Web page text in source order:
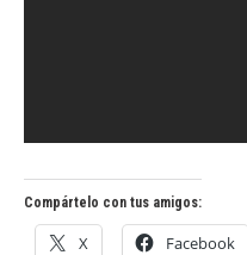
Compártelo con tus amigos:
X Facebook